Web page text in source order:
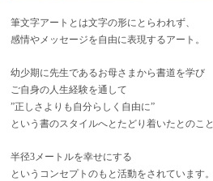
筆文字アートとは文字の形にとらわれず、
感情やメッセージを自由に表現するアート。
幼少期に先生であるお母さまから書道を学び
ご自身の人生経験を通して
”正しさよりも自分らしく自由に”
という書のスタイルへとたどり着いたとのこと
半径3メートルを幸せにする
というコンセプトのもと活動をされています。